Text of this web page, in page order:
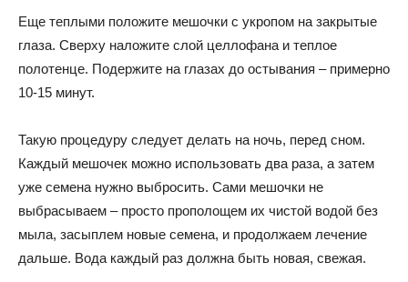
Еще теплыми положите мешочки с укропом на закрытые
глаза. Сверху наложите слой целлофана и теплое
полотенце. Подержите на глазах до остывания – примерно
10-15 минут.
Такую процедуру следует делать на ночь, перед сном.
Каждый мешочек можно использовать два раза, а затем
уже семена нужно выбросить. Сами мешочки не
выбрасываем – просто прополощем их чистой водой без
мыла, засыплем новые семена, и продолжаем лечение
дальше. Вода каждый раз должна быть новая, свежая.